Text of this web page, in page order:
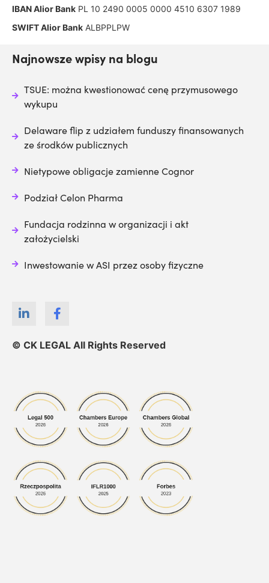
IBAN Alior Bank PL 10 2490 0005 0000 4510 6307 1989
SWIFT Alior Bank ALBPPLPW
© CK LEGAL All Rights Reserved
Najnowsze wpisy na blogu
TSUE: można kwestionować cenę przymusowego
wykupu
Delaware flip z udziałem funduszy finansowanych
ze środków publicznych
Nietypowe obligacje zamienne Cognor
Podział Celon Pharma
Fundacja rodzinna w organizacji i akt
założycielski
Inwestowanie w ASI przez osoby fizyczne